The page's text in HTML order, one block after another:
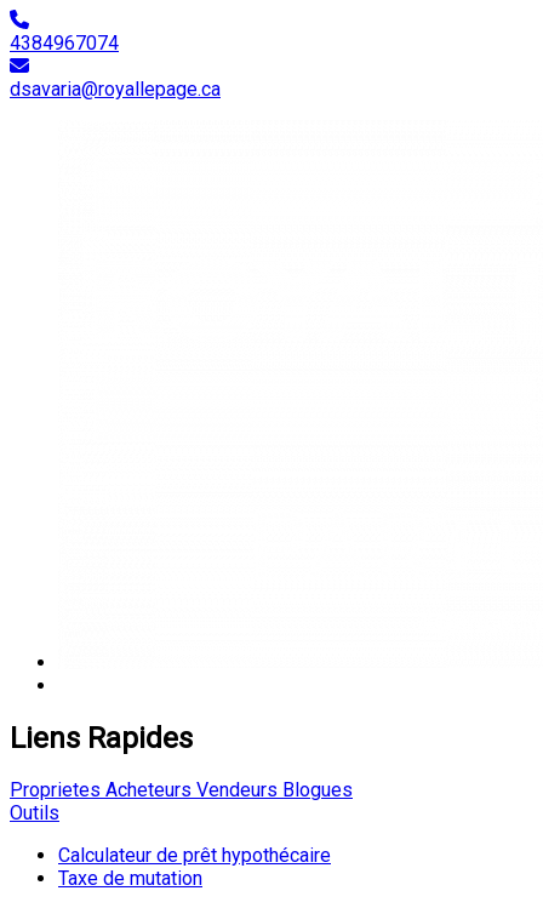
4384967074
dsavaria@royallepage.ca
Liens Rapides
Proprietes Acheteurs Vendeurs Blogues
Outils
Calculateur de prêt hypothécaire
Taxe de mutation